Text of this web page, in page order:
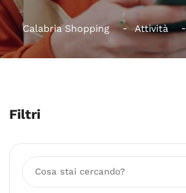
Calabria Shopping Attività
Filtri